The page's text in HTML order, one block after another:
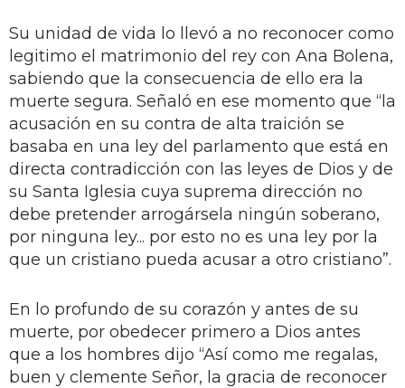
Su unidad de vida lo llevó a no reconocer como
legitimo el matrimonio del rey con Ana Bolena,
sabiendo que la consecuencia de ello era la
muerte segura. Señaló en ese momento que “la
acusación en su contra de alta traición se
basaba en una ley del parlamento que está en
directa contradicción con las leyes de Dios y de
su Santa Iglesia cuya suprema dirección no
debe pretender arrogársela ningún soberano,
por ninguna ley... por esto no es una ley por la
que un cristiano pueda acusar a otro cristiano”.
En lo profundo de su corazón y antes de su
muerte, por obedecer primero a Dios antes
que a los hombres dijo “Así como me regalas,
buen y clemente Señor, la gracia de reconocer